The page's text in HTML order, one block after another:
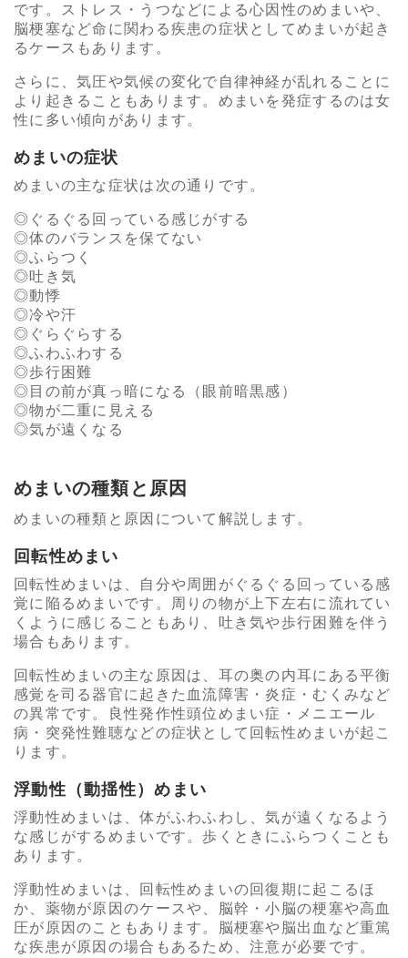
です。ストレス・うつなどによる心因性のめまいや、
脳梗塞など命に関わる疾患の症状としてめまいが起き
るケースもあります。
さらに、気圧や気候の変化で自律神経が乱れることに
より起きることもあります。めまいを発症するのは女
性に多い傾向があります。
めまいの症状
めまいの主な症状は次の通りです。
ぐるぐる回っている感じがする
体のバランスを保てない
ふらつく
吐き気
動悸
冷や汗
ぐらぐらする
ふわふわする
歩行困難
目の前が真っ暗になる（眼前暗黒感）
物が二重に見える
気が遠くなる
めまいの種類と原因
めまいの種類と原因について解説します。
回転性めまい
回転性めまいは、自分や周囲がぐるぐる回っている感
覚に陥るめまいです。周りの物が上下左右に流れてい
くように感じることもあり、吐き気や歩行困難を伴う
場合もあります。
回転性めまいの主な原因は、耳の奥の内耳にある平衡
感覚を司る器官に起きた血流障害・炎症・むくみなど
の異常です。良性発作性頭位めまい症・メニエール
病・突発性難聴などの症状として回転性めまいが起こ
ります。
浮動性（動揺性）めまい
浮動性めまいは、体がふわふわし、気が遠くなるよう
な感じがするめまいです。歩くときにふらつくことも
あります。
浮動性めまいは、回転性めまいの回復期に起こるほ
か、薬物が原因のケースや、脳幹・小脳の梗塞や高血
圧が原因のこともあります。脳梗塞や脳出血など重篤
な疾患が原因の場合もあるため、注意が必要です。